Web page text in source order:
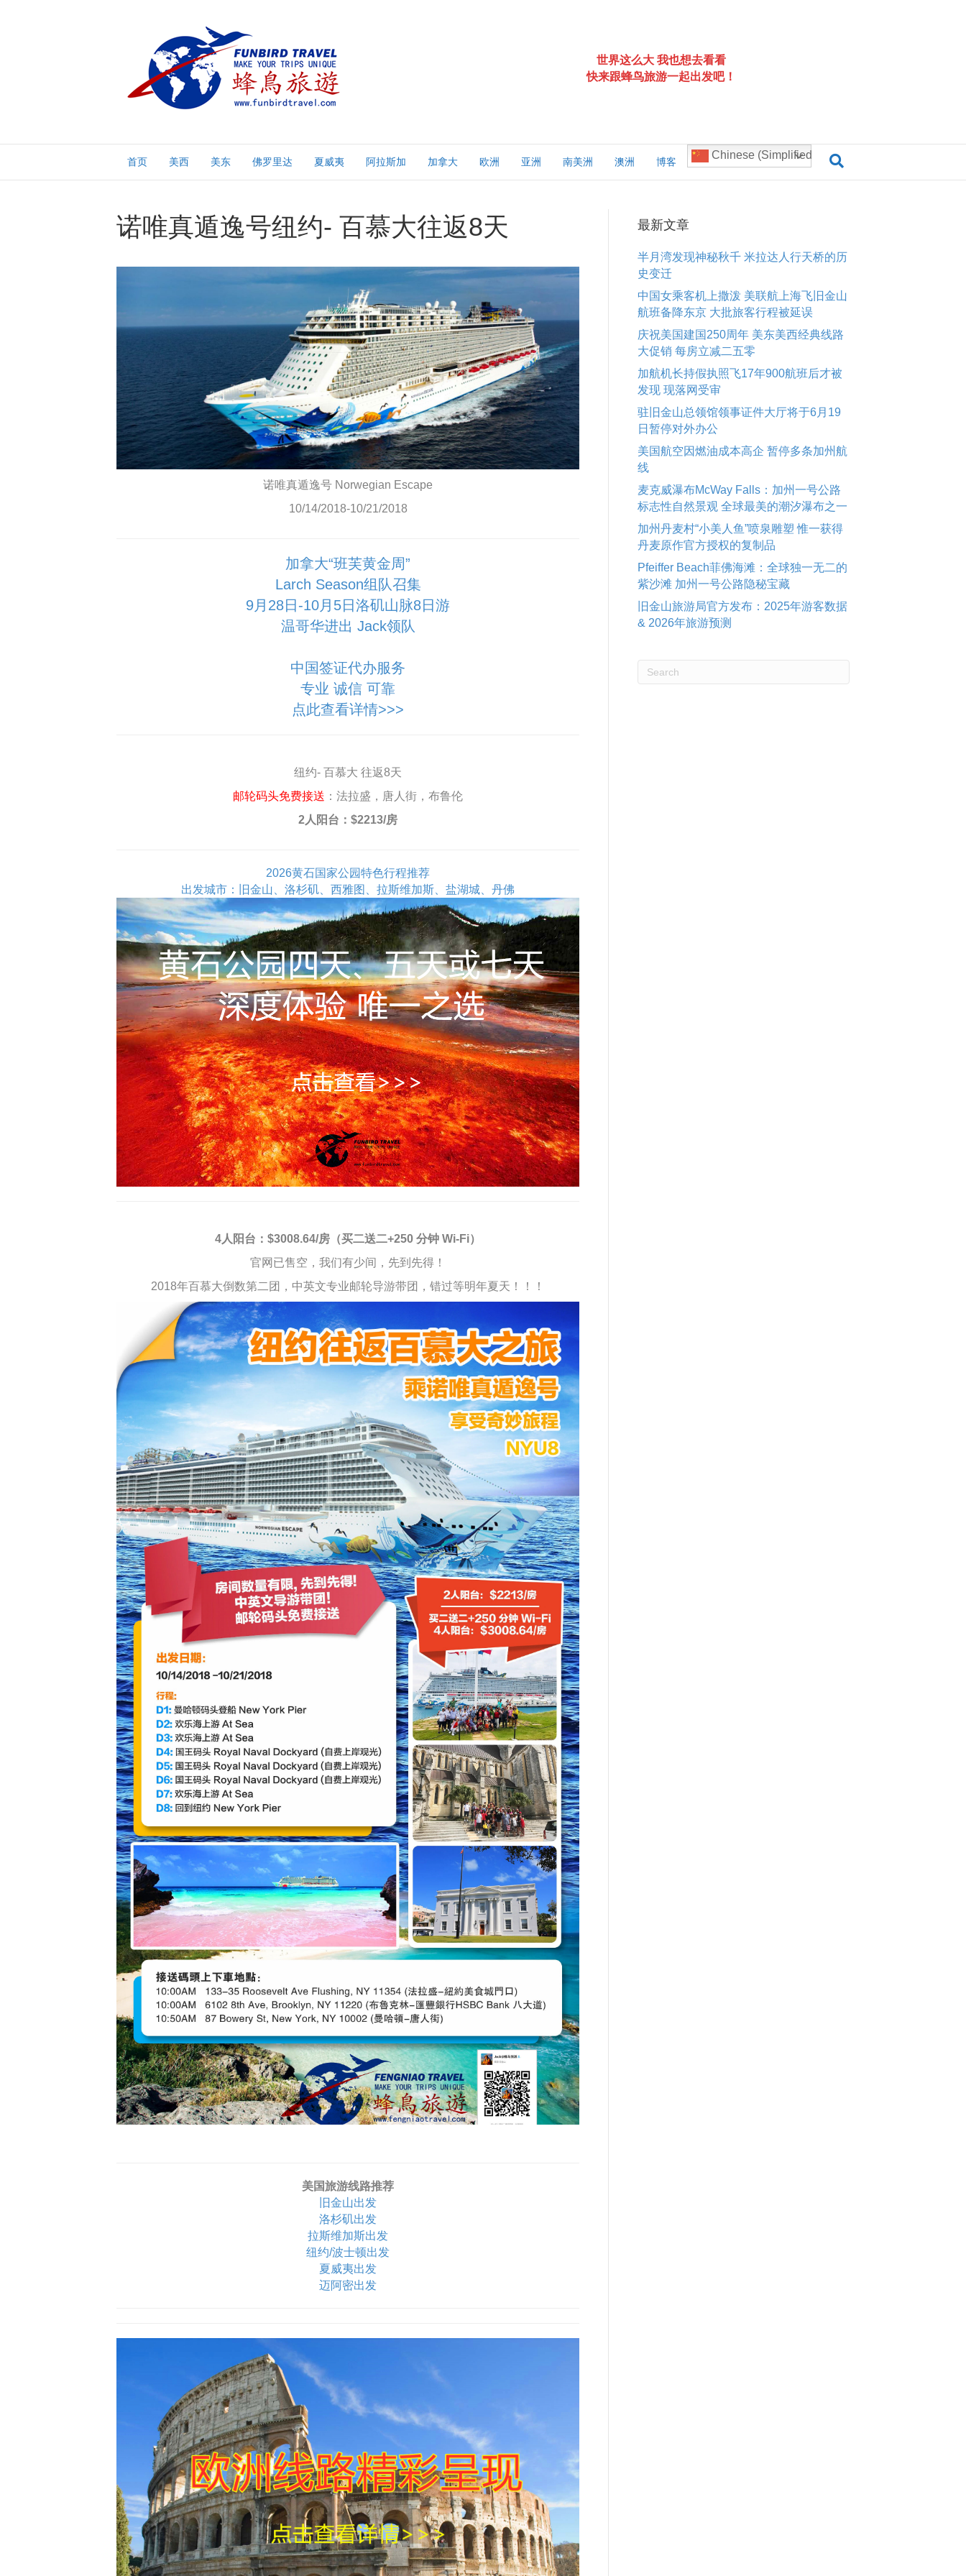
世界这么大 我也想去看看
快来跟蜂鸟旅游一起出发吧！
首页 美西 美东 佛罗里达 夏威夷 阿拉斯加 加拿大 欧洲 亚洲 南美洲 澳洲 博客
Chinese (Simplified)
诺唯真遁逸号纽约- 百慕大往返8天
诺唯真遁逸号 Norwegian Escape
10/14/2018-10/21/2018
加拿大“班芙黄金周”
Larch Season组队召集
9月28日-10月5日洛矶山脉8日游
温哥华进出 Jack领队
中国签证代办服务
专业 诚信 可靠
点此查看详情>>>
纽约- 百慕大 往返8天
邮轮码头免费接送 ：法拉盛，唐人街，布鲁伦
2人阳台：$2213/房
2026黄石国家公园特色行程推荐
出发城市：旧金山、洛杉矶、西雅图、拉斯维加斯、盐湖城、丹佛
4人阳台：$3008.64/房（买二送二+250 分钟 Wi-Fi）
官网已售空，我们有少间，先到先得！
2018年百慕大倒数第二团，中英文专业邮轮导游带团，错过等明年夏天！！！
美国旅游线路推荐
旧金山出发
洛杉矶出发
拉斯维加斯出发
纽约/波士顿出发
夏威夷出发
迈阿密出发
最新文章
半月湾发现神秘秋千 米拉达人行天桥的历
史变迁
中国女乘客机上撒泼 美联航上海飞旧金山
航班备降东京 大批旅客行程被延误
庆祝美国建国250周年 美东美西经典线路
大促销 每房立减二五零
加航机长持假执照飞17年900航班后才被
发现 现落网受审
驻旧金山总领馆领事证件大厅将于6月19
日暂停对外办公
美国航空因燃油成本高企 暂停多条加州航
线
麦克威瀑布McWay Falls：加州一号公路
标志性自然景观 全球最美的潮汐瀑布之一
加州丹麦村“小美人鱼”喷泉雕塑 惟一获得
丹麦原作官方授权的复制品
Pfeiffer Beach菲佛海滩：全球独一无二的
紫沙滩 加州一号公路隐秘宝藏
旧金山旅游局官方发布：2025年游客数据
& 2026年旅游预测